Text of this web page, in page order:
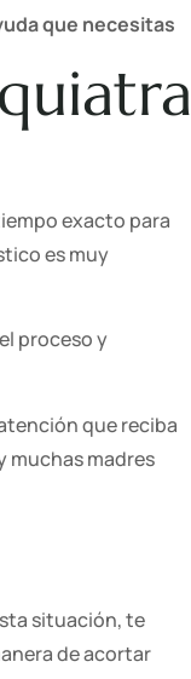
que necesitas
exacto para
es muy
proceso y
que reciba
muchas madres
situación, te
de acortar